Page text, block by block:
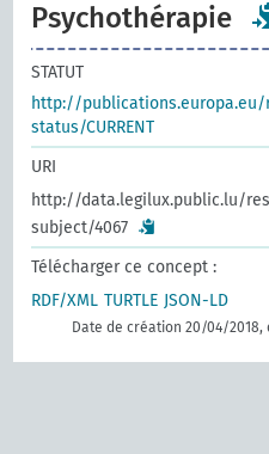
Psychothérapie
STATUT
http://
status/CURRENT
URI
http://data.legilux.public.lu/
subject/4067
Télécharger ce concept :
RDF/XML TURTLE JSON-LD
Date de création 20/04/